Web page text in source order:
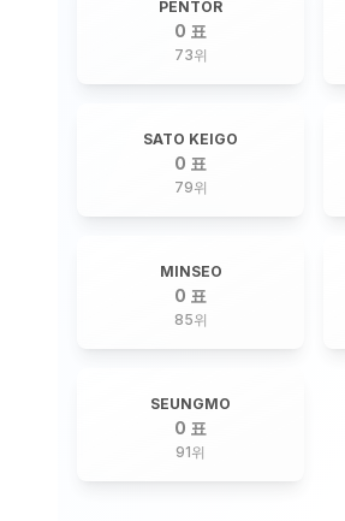
PENTOR
0 표
73위
SATO KEIGO
0 표
79위
MINSEO
0 표
85위
SEUNGMO
0 표
91위